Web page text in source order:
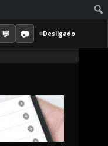
semanal + grupo
Desligado